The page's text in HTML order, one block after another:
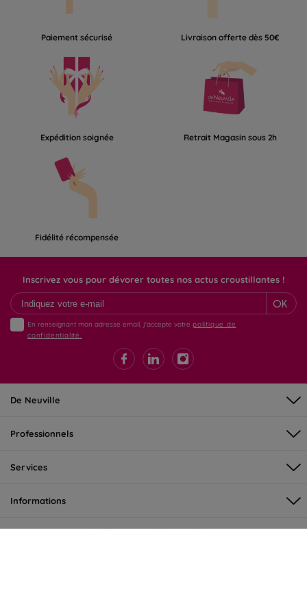
Paiement sécurisé Livraison offerte dès 50€
Expédition soignée Retrait Magasin sous 2h
Fidélité récompensée
Inscrivez vous pour dévorer toutes nos actus croustillantes !
OK
En renseignant mon adresse email, j'accepte votre politique de
confidentialité.
De Neuville
Professionnels
Services
Informations